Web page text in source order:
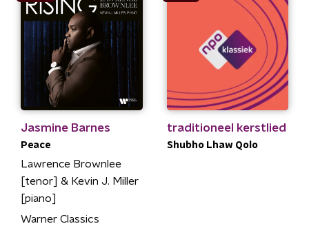
Jasmine Barnes
Peace
Lawrence Brownlee
[tenor] & Kevin J. Miller
[piano]
Warner Classics
traditioneel kerstlied
Shubho Lhaw Qolo